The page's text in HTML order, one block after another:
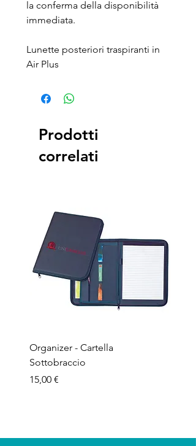
la conferma della disponibilità
immediata.
Lunette posteriori traspiranti in
Air Plus
Prodotti
correlati
Organizer - Cartella
Sottobraccio
Prezzo
15,00 €